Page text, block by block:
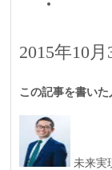
2015年10月
この記事を書いた
未来実